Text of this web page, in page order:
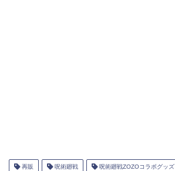
再販 呪術廻戦 呪術廻戦ZOZOコラボグッズ